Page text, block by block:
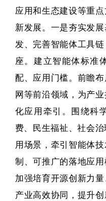
应用和生态建设等重
新发展。一是夯实发
发、完善智能体工具
座。建立智能体标准
配、应用门槛。前瞻
网等前沿领域，为产
化应用牵引。围绕科
费、民生福祉、社会
用场景，牵引智能体
制、可推广的落地应用
加强培育开源创新力
产业高效协同，提升